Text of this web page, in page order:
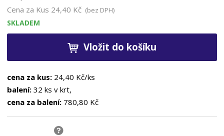
Cena za Kus 24,40 Kč (bez DPH)
SKLADEM
Vložit do košíku
cena za kus: 24,40 Kč/ks
balení:32 ks v krt,
cena za balení: 780,80 Kč